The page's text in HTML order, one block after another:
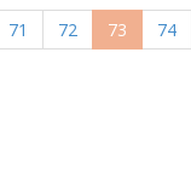
Page
71 Page
72
Поточна
сторінка
73 Page
74